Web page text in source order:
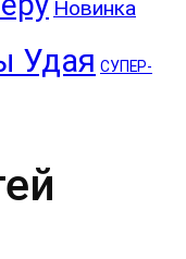
Новинка
Удая СУПЕР-